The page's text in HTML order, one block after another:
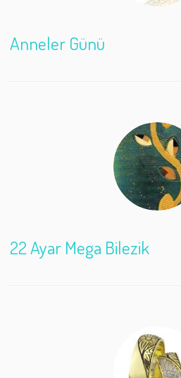
Anneler Günü
22 Ayar Mega Bilezik